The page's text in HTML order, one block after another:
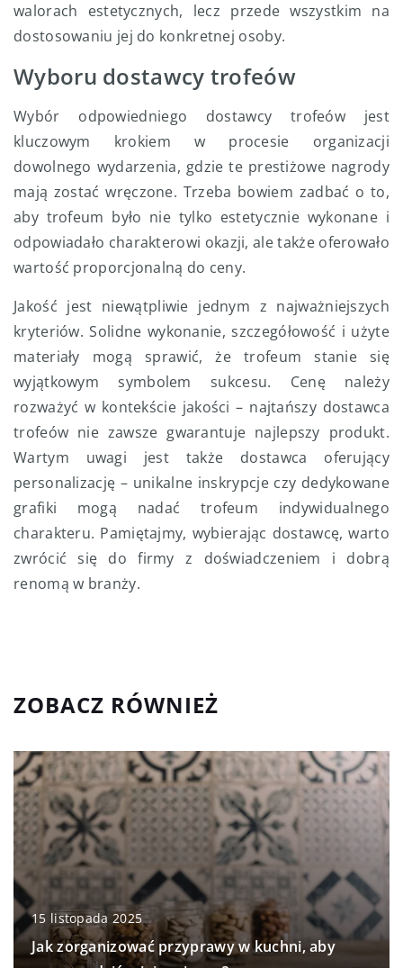
walorach estetycznych, lecz przede wszystkim na
dostosowaniu jej do konkretnej osoby.
Wyboru dostawcy trofeów
Wybór odpowiedniego dostawcy trofeów jest
kluczowym krokiem w procesie organizacji
dowolnego wydarzenia, gdzie te prestiżowe nagrody
mają zostać wręczone. Trzeba bowiem zadbać o to,
aby trofeum było nie tylko estetycznie wykonane i
odpowiadało charakterowi okazji, ale także oferowało
wartość proporcjonalną do ceny.
Jakość jest niewątpliwie jednym z najważniejszych
kryteriów. Solidne wykonanie, szczegółowość i użyte
materiały mogą sprawić, że trofeum stanie się
wyjątkowym symbolem sukcesu. Cenę należy
rozważyć w kontekście jakości – najtańszy dostawca
trofeów nie zawsze gwarantuje najlepszy produkt.
Wartym uwagi jest także dostawca oferujący
personalizację – unikalne inskrypcje czy dedykowane
grafiki mogą nadać trofeum indywidualnego
charakteru. Pamiętajmy, wybierając dostawcę, warto
zwrócić się do firmy z doświadczeniem i dobrą
renomą w branży.
ZOBACZ RÓWNIEŻ
15 listopada 2025
Jak zorganizować przyprawy w kuchni, aby